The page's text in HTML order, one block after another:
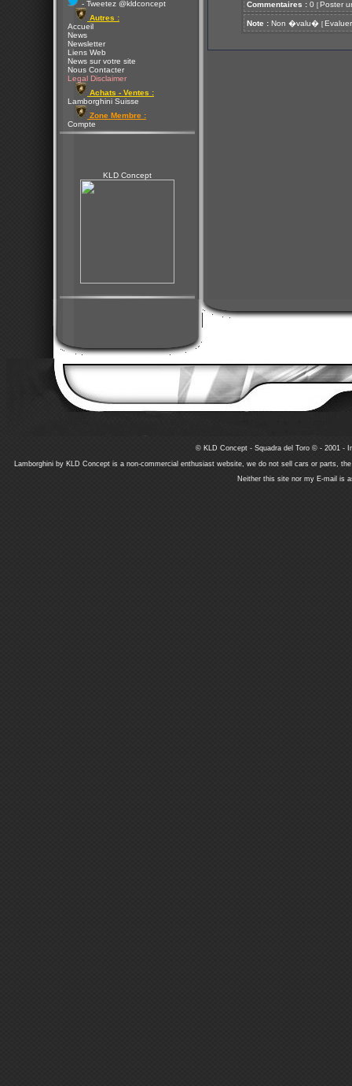
- Tweetez @kldconcept
Autres :
Accueil
News
Newsletter
Liens Web
News sur votre site
Nous Contacter
Legal Disclaimer
Achats - Ventes :
Lamborghini Suisse
Zone Membre :
Compte
KLD Concept
Commentaires : 0 [ Poster
Note : Non �valu� [ Evaluer
© KLD Concept - Squadra del Toro © - 2001 -
Lamborghini by KLD Concept is a non-commercial enthusiast website, we do not sell cars or parts,
Neither this site nor my E-mail is